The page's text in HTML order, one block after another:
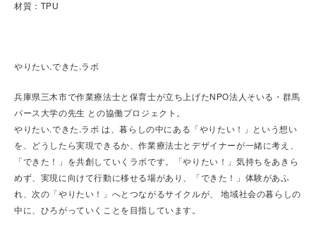
材質：TPU
やりたい.できた.ラボ
兵庫県三木市で作業療法士と保育士が立ち上げたNPO法人そいる・群馬
パース大学の先生 との協働プロジェクト。
やりたい.できた.ラボ は、暮らしの中にある「やりたい！」という想い
を、どうしたら実現できるか、作業療法士とデザイナーが一緒に考え、
「できた！」を共創していくラボです。「やりたい！」気持ちをあきら
めず、実現に向けて行動に移せる場があり、「できた！」体験があふ
れ、次の「やりたい！」へとつながるサイクルが、 地域社会の暮らしの
中に、ひろがっていくことを目指しています。